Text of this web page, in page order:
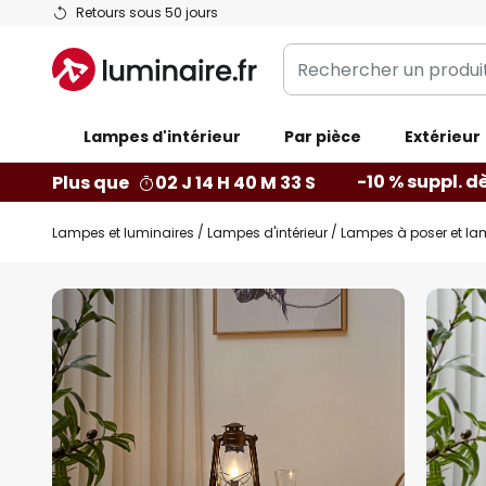
Retours sous 50 jours
Allez
contenu
Rechercher
un
catégorie...
Lampes d'intérieur Par pièce Extérieur
Plus que 02 J 14 H 40 M 32 S -10 % suppl.
Lampes et luminaires Lampes d'intérieur Lampes à poser et
Skip
to
the
end
of
the
images